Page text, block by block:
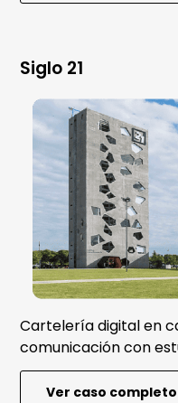
Siglo 21
Cartelería digital en
comunicación con
Ver caso completo